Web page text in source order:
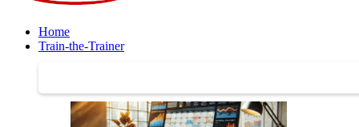
Home
Train-the-Trainer